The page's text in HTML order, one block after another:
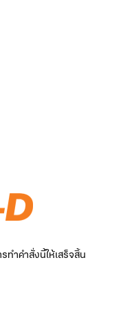
ำคำสั่งนี้ให้เสร็จสิ้น